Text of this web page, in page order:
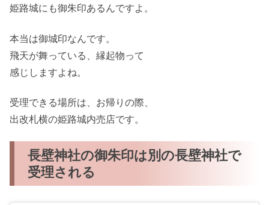
姫路城にも御朱印あるんですよ。
本当は御城印なんです。
飛天が舞っている、縁起物って
感じしますよね。
受理できる場所は、お帰りの際、
出改札横の姫路城内売店です。
長壁神社の御朱印は別の長壁神社で
受理される